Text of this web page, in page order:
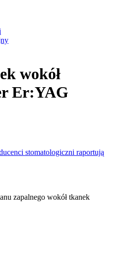
wokół
Er:YAG
stomatologiczni raportują
zapalnego wokół tkanek